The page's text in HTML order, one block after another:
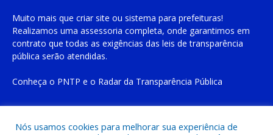
Muito mais que criar site ou sistema para prefeituras!
Realizamos uma assessoria completa, onde garantimos em
contrato que todas as exigências das leis de transparência
pública serão atendidas.
Conheça o PNTP e o Radar da Transparência Pública
Nós usamos cookies para melhorar sua experiência de